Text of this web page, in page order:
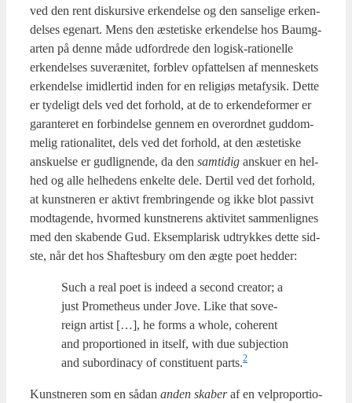
ved den rent dis­kur­si­ve erken­del­se og den san­se­li­ge erken­
del­ses ege­nart. Mens den æste­ti­ske erken­del­se hos Baum­g­
ar­ten på den­ne måde udfor­dre­de den logisk-ratio­nel­le
erken­del­ses suveræ­ni­tet, for­blev opfat­tel­sen af men­ne­skets
erken­del­se imid­ler­tid inden for en reli­gi­øs meta­fy­sik. Det­te
er tyde­ligt dels ved det for­hold, at de to erken­de­for­mer er
garan­te­ret en for­bin­del­se gen­nem en over­ord­net gud­dom­
me­lig ratio­na­li­tet, dels ved det for­hold, at den æste­ti­ske
ansku­el­se er gud­lig­nen­de, da den sam­ti­dig ansku­er en hel­
hed og alle hel­he­dens enkel­te dele. Der­til ved det for­hold,
at kunst­ne­ren er aktivt frem­brin­gen­de og ikke blot pas­sivt
mod­ta­gen­de, hvor­med kunst­ne­rens akti­vi­tet sam­men­lig­nes
med den ska­ben­de Gud. Eksem­pla­risk udtryk­kes det­te sid­
ste, når det hos Shaf­tes­bury om den ægte poet hed­der:
Such a real poet is inde­ed a second cre­a­tor; a
just Pro­met­heus under Jove. Like that sove­
reign artist […], he forms a who­le, cohe­rent
and pro­por­tio­ned in itself, with due sub­jection
and subor­di­na­cy of con­sti­tu­ent parts.2
Kunst­ne­ren som en sådan anden ska­beraf en vel­pro­por­tio­